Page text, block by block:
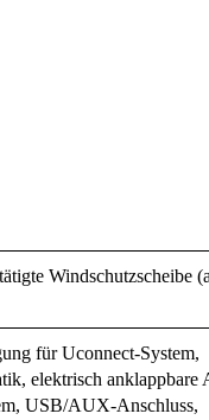
Windschutzscheibe
für Uconnect-System,
elektrisch anklappbare
USB/AUX-Anschluss,